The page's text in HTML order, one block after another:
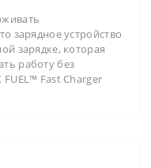
зарядное устройство
зарядке, которая
работу без
FUEL™ Fast Charger